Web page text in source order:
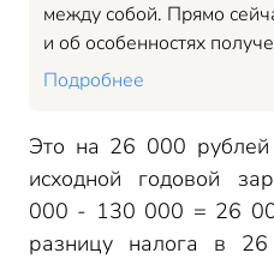
между собой. Прямо
и об особенностях
Подробнее
Это на 26 000
исходной годовой
000 - 130 000 = 26
разницу налога в